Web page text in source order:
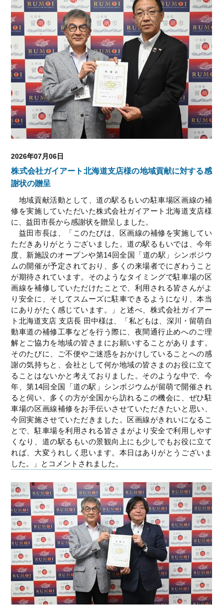
2026年07月06日
株式会社ガイアート北海道支店様の地域貢献に対する感
謝状の贈呈
地域貢献活動として、道の駅るもいの駐車場区画線の補
修を実施していただいた株式会社ガイアート北海道支店様
に、益田市長から感謝状を贈呈しました。
益田市長は、「このたびは、区画線の補修を実施してい
ただきありがとうございました。道の駅るもいでは、今年
度、新施設のオープンや第14回全国「道の駅」シンポジウ
ムの開催が予定されており、多くの来場者でにぎわうこと
が期待されています。そのようなタイミングで駐車場の区
画線を補修していただけたことで、利用される皆さんがよ
り安全に、そしてスムーズに駐車できるようになり、本当
にありがたく感じています。」と述べ、株式会社ガイアー
ト北海道支店 支店長 田中様は、「私どもは、深川・留萌自
動車道の補修工事などを行う際に、夜間通行止めへのご理
解とご協力を地域の皆さまにお願いすることがあります。
そのたびに、ご不便やご迷惑をおかけしていることへの感
謝の気持ちと、会社として何か地域の皆さまのお役に立て
ることはないかと考えておりました。そのような中で、今
年、第14回全国「道の駅」シンポジウムが留萌で開催され
ると伺い、多くの方が全国から訪れるこの機会に、ぜひ駐
車場の区画線補修をお手伝いさせていただきたいと思い、
今回実施させていただきました。区画線がきれいになるこ
とで、駐車場を利用される皆さまがより安全で利用しやす
くなり、道の駅るもいの景観向上にも少しでもお役に立て
れば、大変うれしく思います。本日はありがとうございま
した。」とコメントされました。